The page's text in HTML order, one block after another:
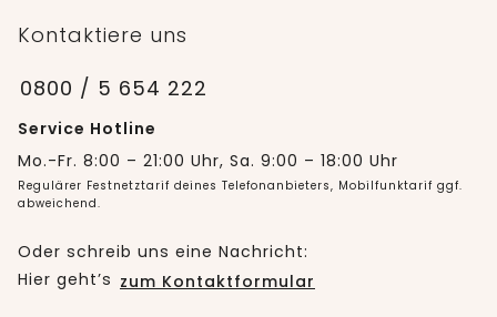
Kontaktiere uns
0800 / 5 654 222
Service Hotline
Mo.-Fr. 8:00 – 21:00 Uhr, Sa. 9:00 – 18:00 Uhr
Regulärer Festnetztarif deines Telefonanbieters, Mobilfunktarif ggf.
abweichend.
Oder schreib uns eine Nachricht:
Hier geht’s zum Kontaktformular